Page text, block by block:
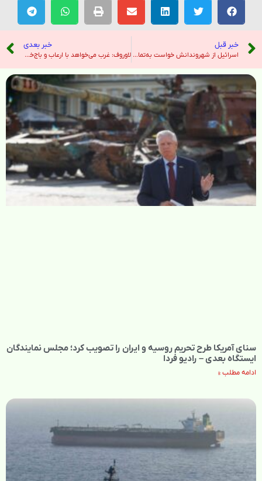
خبر قبل
اسرائیل از شهروندانش خواست به‌تماشای مسابقه فوتبال با فرانسه نروند – صدای آمریکا
خبر بعدی
لاوروف: غرب می‌خواهد با ارعاب و باج‌خواهی اکثر کشورها را در مقابل روسیه قرار دهد – خبرگزاری ایرنا
سنای آمریکا طرح تحریم روسیه و ایران را تصویب کرد؛ مجلس نمایندگان
ایستگاه بعدی – رادیو فردا
ادامه مطلب »